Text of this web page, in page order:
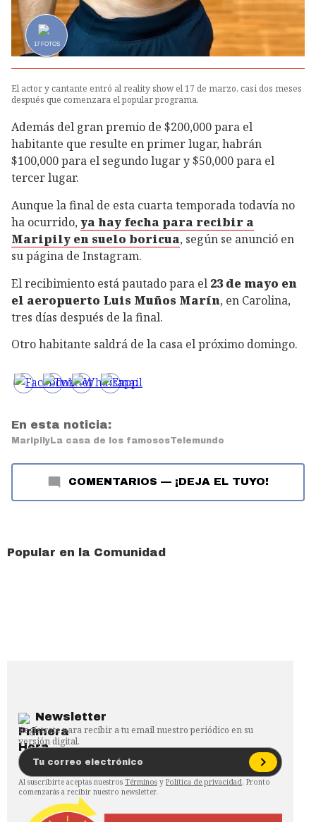
17FOTOS
El actor y cantante entró al reality show el 17 de marzo, casi dos meses
después que comenzara el popular programa.
Además del gran premio de $200,000 para el
habitante que resulte en primer lugar, habrán
$100,000 para el segundo lugar y $50,000 para el
tercer lugar.
Aunque la final de esta cuarta temporada todavía no
ha ocurrido,ya hay fecha para recibir a
Maripily en suelo boricua, según se anunció en
su página de Instagram.
El recibimiento está pautado para el 23 de mayo en
el aeropuerto Luis Muños Marín, en Carolina,
tres días después de la final.
Otro habitante saldrá de la casa el próximo domingo.
En esta noticia:
Maripily La casa de los famososTelemundo
COMENTARIOS — ¡DEJA EL TUYO!
Popular en la Comunidad
Newsletter
Regístrate para recibir a tu email nuestro periódico en su
versión digital.
Al suscribirte aceptas nuestros Términos y Política de privacidad. Pronto
comenzarás a recibir nuestro newsletter.